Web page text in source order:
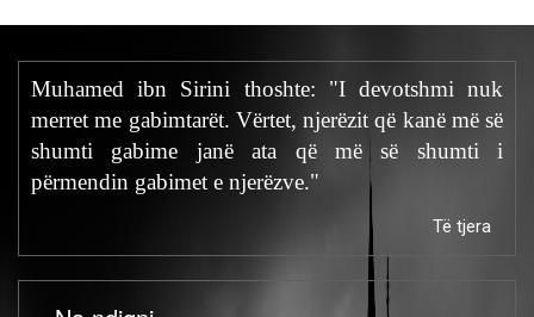
Muhamed ibn Sirini thoshte: "I devotshmi nuk
merret me gabimtarët. Vërtet, njerëzit që kanë më së
shumti gabime janë ata që më së shumti i
përmendin gabimet e njerëzve."
Të tjera